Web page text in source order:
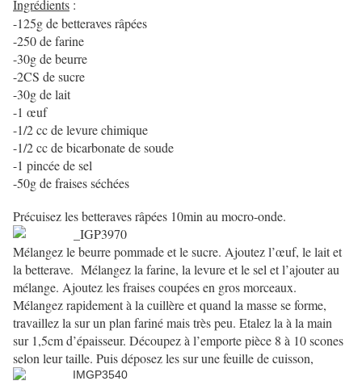
Ingrédients :
-125g de betteraves râpées
-250 de farine
-30g de beurre
-2CS de sucre
-30g de lait
-1 œuf
-1/2 cc de levure chimique
-1/2 cc de bicarbonate de soude
-1 pincée de sel
-50g de fraises séchées
Précuisez les betteraves râpées 10min au mocro-onde.
Mélangez le beurre pommade et le sucre. Ajoutez l’œuf, le lait et
la betterave. Mélangez la farine, la levure et le sel et l’ajouter au
mélange. Ajoutez les fraises coupées en gros morceaux.
Mélangez rapidement à la cuillère et quand la masse se forme,
travaillez la sur un plan fariné mais très peu. Etalez la à la main
sur 1,5cm d’épaisseur. Découpez à l’emporte pièce 8 à 10 scones
selon leur taille. Puis déposez les sur une feuille de cuisson,